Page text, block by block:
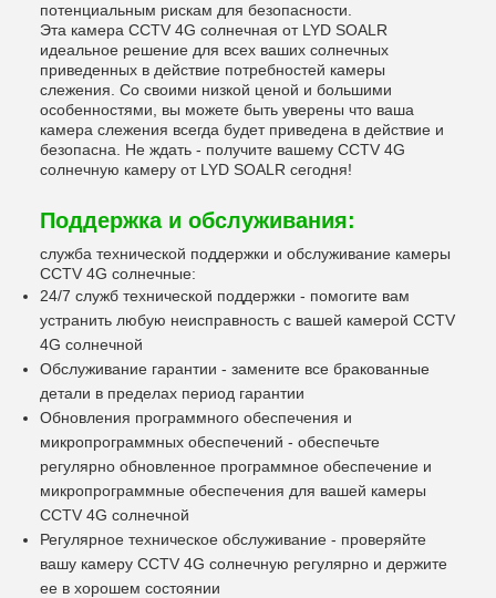
потенциальным рискам для безопасности.
Эта камера CCTV 4G солнечная от LYD SOALR
идеальное решение для всех ваших солнечных
приведенных в действие потребностей камеры
слежения. Со своими низкой ценой и большими
особенностями, вы можете быть уверены что ваша
камера слежения всегда будет приведена в действие и
безопасна. Не ждать - получите вашему CCTV 4G
солнечную камеру от LYD SOALR сегодня!
Поддержка и обслуживания:
служба технической поддержки и обслуживание камеры
CCTV 4G солнечные:
24/7 служб технической поддержки - помогите вам
устранить любую неисправность с вашей камерой CCTV
4G солнечной
Обслуживание гарантии - замените все бракованные
детали в пределах период гарантии
Обновления программного обеспечения и
микропрограммных обеспечений - обеспечьте
регулярно обновленное программное обеспечение и
микропрограммные обеспечения для вашей камеры
CCTV 4G солнечной
Регулярное техническое обслуживание - проверяйте
вашу камеру CCTV 4G солнечную регулярно и держите
ее в хорошем состоянии